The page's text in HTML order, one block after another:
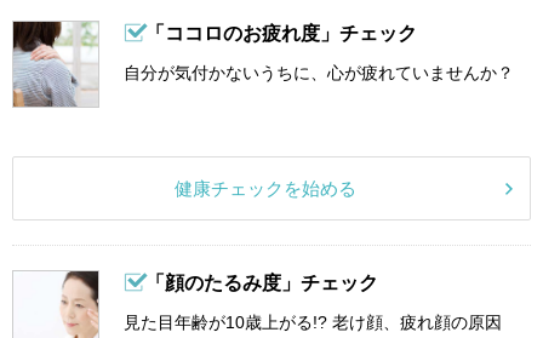
「ココロのお疲れ度」チェック
自分が気付かないうちに、心が疲れていませんか？
健康チェックを始める
「顔のたるみ度」チェック
見た目年齢が10歳上がる!? 老け顔、疲れ顔の原因